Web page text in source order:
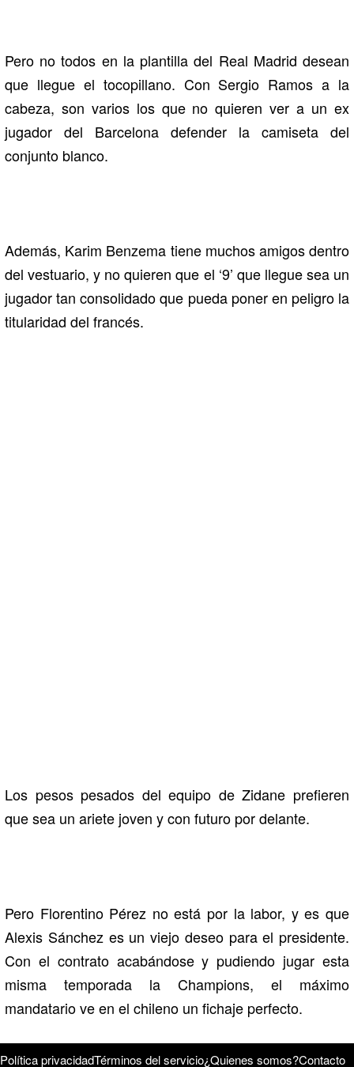
Pero no todos en la plantilla del Real Madrid desean
que llegue el tocopillano. Con Sergio Ramos a la
cabeza, son varios los que no quieren ver a un ex
jugador del Barcelona defender la camiseta del
conjunto blanco.
Además, Karim Benzema tiene muchos amigos dentro
del vestuario, y no quieren que el ‘9’ que llegue sea un
jugador tan consolidado que pueda poner en peligro la
titularidad del francés.
Los pesos pesados del equipo de Zidane prefieren
que sea un ariete joven y con futuro por delante.
Pero Florentino Pérez no está por la labor, y es que
Alexis Sánchez es un viejo deseo para el presidente.
Con el contrato acabándose y pudiendo jugar esta
misma temporada la Champions, el máximo
mandatario ve en el chileno un fichaje perfecto.
Política privacidadTérminos del servicio¿Quienes somos?Contacto